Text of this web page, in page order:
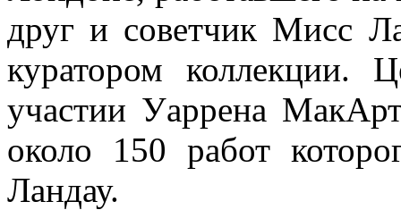
друг и советчик Мисс
куратором коллекции.
участии Уаррена
около 150 работ
Ландау.